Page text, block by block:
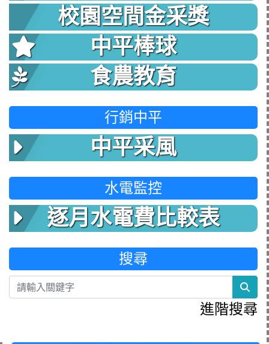
校園空間金采獎
中平棒球
食農教育
行銷中平
中平采風
水電監控
逐月水電費比較表
搜尋
進階搜尋